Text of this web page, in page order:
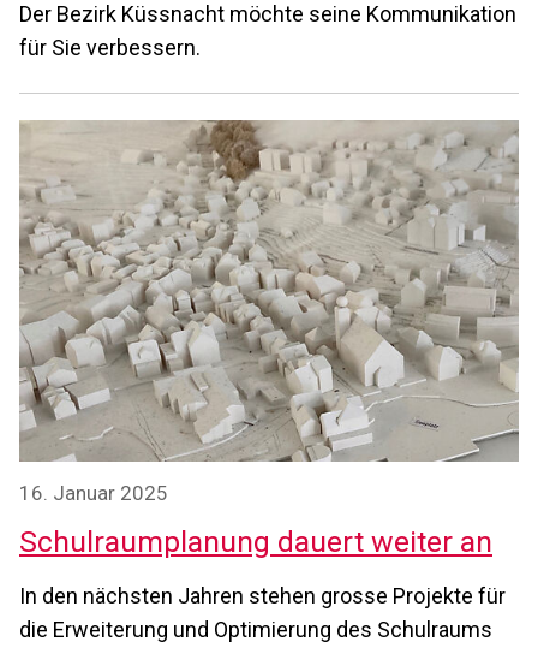
Der Bezirk Küssnacht möchte seine Kommunikation
für Sie verbessern.
16. Januar 2025
Schulraumplanung dauert weiter an
In den nächsten Jahren stehen grosse Projekte für
die Erweiterung und Optimierung des Schulraums